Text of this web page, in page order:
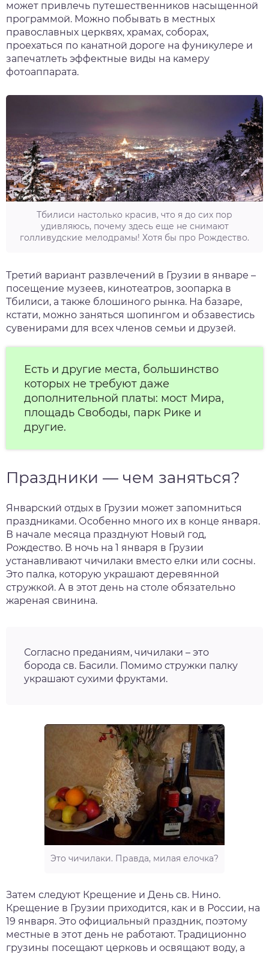
может привлечь путешественников насыщенной
программой. Можно побывать в местных
православных церквях, храмах, соборах,
проехаться по канатной дороге на фуникулере и
запечатлеть эффектные виды на камеру
фотоаппарата.
Тбилиси настолько красив, что я до сих пор
удивляюсь, почему здесь еще не снимают
голливудские мелодрамы! Хотя бы про Рождество.
Третий вариант развлечений в Грузии в январе –
посещение музеев, кинотеатров, зоопарка в
Тбилиси, а также блошиного рынка. На базаре,
кстати, можно заняться шопингом и обзавестись
сувенирами для всех членов семьи и друзей.
Есть и другие места, большинство
которых не требуют даже
дополнительной платы: мост Мира,
площадь Свободы, парк Рике и
другие.
Праздники — чем заняться?
Январский отдых в Грузии может запомниться
праздниками. Особенно много их в конце января.
В начале месяца празднуют Новый год,
Рождество. В ночь на 1 января в Грузии
устанавливают чичилаки вместо елки или сосны.
Это палка, которую украшают деревянной
стружкой. А в этот день на столе обязательно
жареная свинина.
Согласно преданиям, чичилаки – это
борода св. Басили. Помимо стружки палку
украшают сухими фруктами.
Это чичилаки. Правда, милая елочка?
Затем следуют Крещение и День св. Нино.
Крещение в Грузии приходится, как и в России, на
19 января. Это официальный праздник, поэтому
местные в этот день не работают. Традиционно
грузины посещают церковь и освящают воду, а